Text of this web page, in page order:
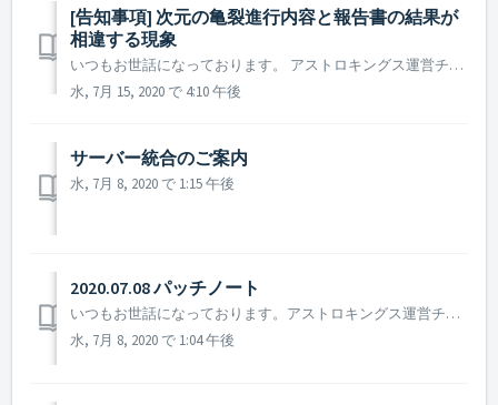
[告知事項] 次元の亀裂進行内容と報告書の結果が
相違する現象
いつもお世話になっております。 アストロキングス運営チームです。 ゲーム内の不具合によりゲームのご利用にご不便をお掛けし誠に申し訳ございません。 現在、アストロキングスの艦隊戦(次元の亀裂)の進行画面が正常に表示されない現象が確認されております。 詳細に関しましては、次元の亀裂でNPC...
水, 7月 15, 2020 で 4:10 午後
サーバー統合のご案内
水, 7月 8, 2020 で 1:15 午後
2020.07.08 パッチノート
いつもお世話になっております。アストロキングス運営チームです。 7月8日に行われたパッチノートについてご案内致します。 ▶️ 7月8日パッチノート - アーティファクト使用後の再使用待機時間が正常に表記されない不具合修正 (再使用待機時間の表記のみが正常に表記されていないだけであ...
水, 7月 8, 2020 で 1:04 午後